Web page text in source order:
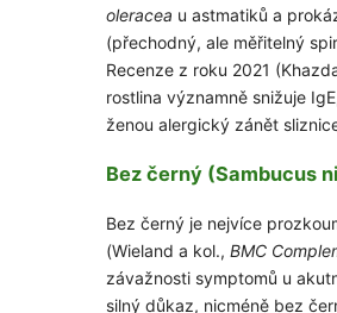
oleracea u astmatiků a
(přechodný, ale měřitelný
Recenze z roku 2021
rostlina významně snižuje
ženou alergický zánět
Bez černý (Sambucus
Bez černý je nejvíce
(Wieland a kol., BMC
závažnosti symptomů u
silný důkaz, nicméně bez